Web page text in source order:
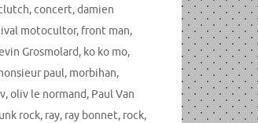
,concert,damien
motocultor, front man,
Grosmolard, ko ko mo,
paul, morbihan,
,oliv le normand, Paul Van
rock, ray, ray bonnet, rock,